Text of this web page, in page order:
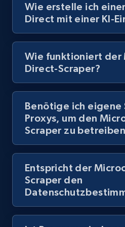
posts by hashtags
URL, Title, Youtuber,
8.1K+ 714+
Youtube - Videos posts -
by Explore page URL
URL, Title, Youtuber,
Video length, Likes, Views,
8.1K+ 714+
Wie erstelle ich
Direct mit einer KI-
Wie funktioniert der
Direct-Scraper?
Benötige ich eigene
Proxys, um den
Scraper zu
Entspricht der
Scraper den